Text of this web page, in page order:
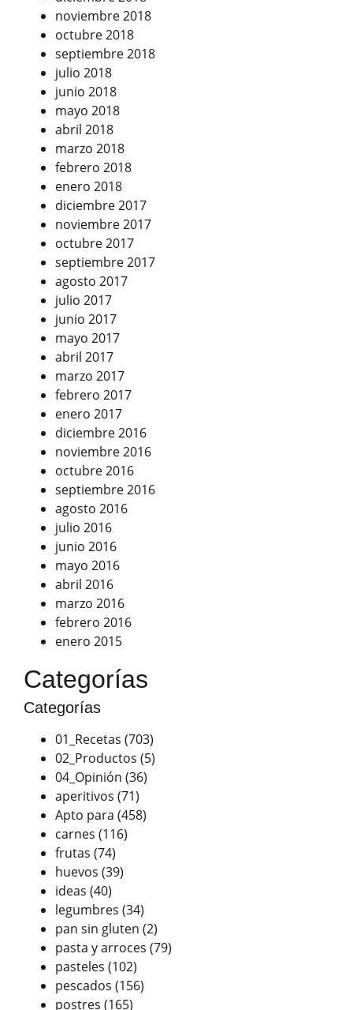
noviembre 2018
octubre 2018
septiembre 2018
julio 2018
junio 2018
mayo 2018
abril 2018
marzo 2018
febrero 2018
enero 2018
diciembre 2017
noviembre 2017
octubre 2017
septiembre 2017
agosto 2017
julio 2017
junio 2017
mayo 2017
abril 2017
marzo 2017
febrero 2017
enero 2017
diciembre 2016
noviembre 2016
octubre 2016
septiembre 2016
agosto 2016
julio 2016
junio 2016
mayo 2016
abril 2016
marzo 2016
febrero 2016
enero 2015
Categorías
Categorías
01_Recetas (703)
02_Productos (5)
04_Opinión (36)
aperitivos (71)
Apto para (458)
carnes (116)
frutas (74)
huevos (39)
ideas (40)
legumbres (34)
pan sin gluten (2)
pasta y arroces (79)
pasteles (102)
pescados (156)
postres (165)